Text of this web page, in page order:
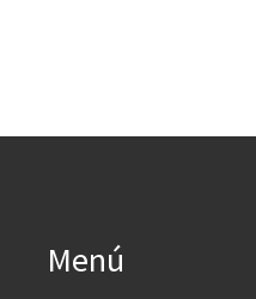
Menú